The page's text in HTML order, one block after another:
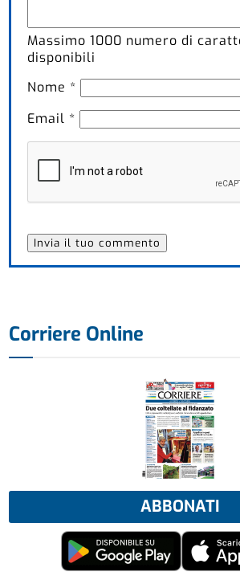
Massimo1000 numero di
disponibili
Nome *
Email *
Corriere Online
ABBONATI